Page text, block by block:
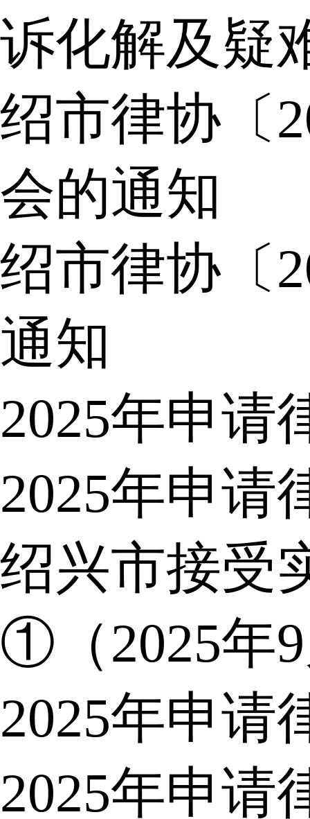
诉化解及疑
绍市律协〔
会的通知
绍市律协〔
通知
2025年申请
2025年申请
绍兴市接受
①（2025年
2025年申请
2025年申请